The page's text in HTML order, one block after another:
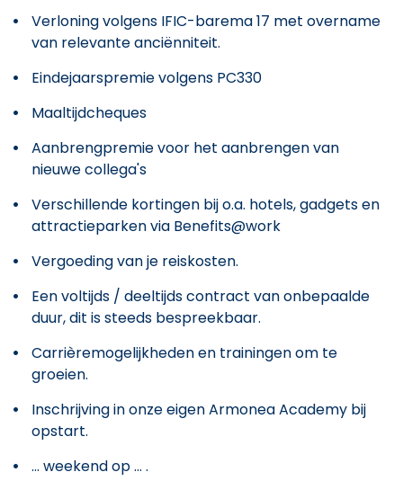
Verloning volgens IFIC-barema 17 met overname
van relevante anciënniteit.
Eindejaarspremie volgens PC330
Maaltijdcheques
Aanbrengpremie voor het aanbrengen van
nieuwe collega's
Verschillende kortingen bij o.a. hotels, gadgets en
attractieparken via Benefits@work
Vergoeding van je reiskosten.
Een voltijds / deeltijds contract van onbepaalde
duur, dit is steeds bespreekbaar.
Carrièremogelijkheden en trainingen om te
groeien.
Inschrijving in onze eigen Armonea Academy bij
opstart.
... weekend op ... .